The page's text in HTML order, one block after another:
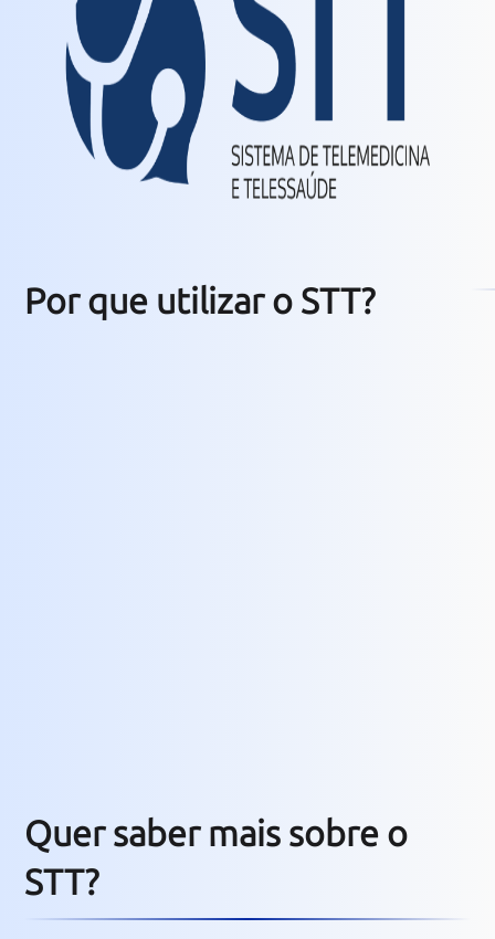
Por que utilizar o STT?
Quer saber mais sobre o
STT?